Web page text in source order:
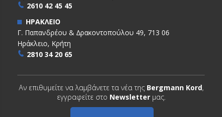
2610 42 45 45
ΗΡΑΚΛΕΙΟ
Γ. Παπανδρέου & ∆ρακοντοπούλου 49, 713 06
Ηράκλειο, Κρήτη
2810 34 20 65
Αν επιθυμείτε να λαμβάνετε τα νέα της Bergmann Kord,
εγγραφείτε στο Newsletterμας.